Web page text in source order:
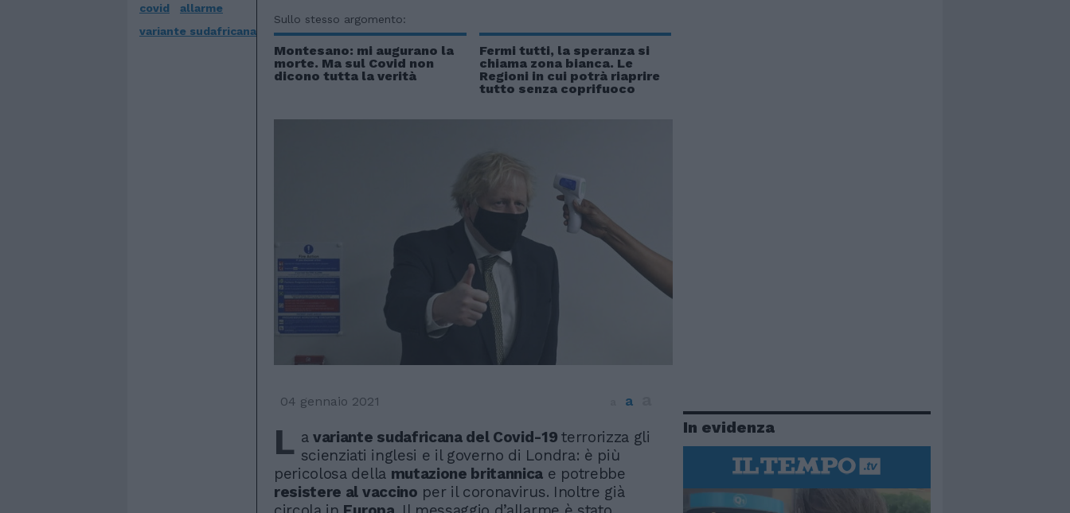
covid
allarme
variante sudafricana
Sullo stesso argomento:
Montesano: mi augurano la
morte. Ma sul Covid non
dicono tutta la verità
Fermi tutti, la speranza si
chiama zona bianca. Le
Regioni in cui potrà riaprire
tutto senza coprifuoco
04 gennaio 2021 a
L avariante sudafricana del Covid-19terrorizza gli
scienziati inglesi e il governo di Londra: è più
pericolosa della mutazione britannica e potrebbe
resistere al vaccino per il coronavirus. Inoltre già
In evidenza